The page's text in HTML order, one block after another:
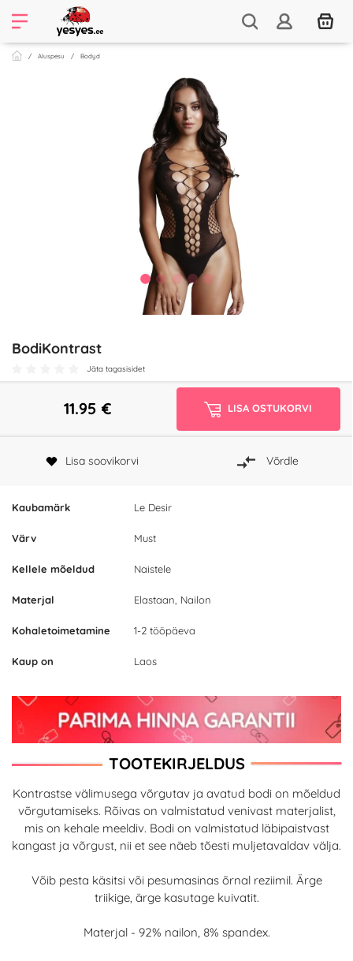
Aluspesu Bodyd
BodiKontrast
Jäta tagasisidet
Kaubamärk Le Desir
Värv Must
Kellele mõeldud Naistele
Materjal Elastaan, Nailon
Kohaletoimetamine 1-2 tööpäeva
Kaup on Laos
11.95 € LISA OSTUKORVI
Lisa soovikorvi Võrdle
TOOTEKIRJELDUS
Kontrastse välimusega võrgutav ja avatud bodi on mõeldud
võrgutamiseks. Rõivas on valmistatud venivast materjalist,
mis on kehale meeldiv. Bodi on valmistatud läbipaistvast
kangast ja võrgust, nii et see näeb tõesti muljetavaldav välja.
Võib pesta käsitsi või pesumasinas õrnal reziimil. Ärge
triikige, ärge kasutage kuivatit.
Materjal - 92% nailon, 8% spandex.